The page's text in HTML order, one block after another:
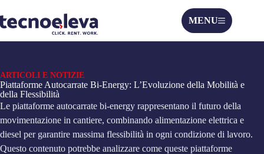
MENU
ARTICOLI E NOTIZIE
Piattaforme Autocarrate Bi-Energy: L’Evoluzione della Mobilità e
della Flessibilità
Le piattaforme autocarrate bi-energy rappresentano il futuro della
movimentazione in cantiere, combinando alimentazione elettrica e
diesel per garantire massima flessibilità in ogni condizione di lavoro.
Questo contenuto potrebbe analizzare come queste piattaforme